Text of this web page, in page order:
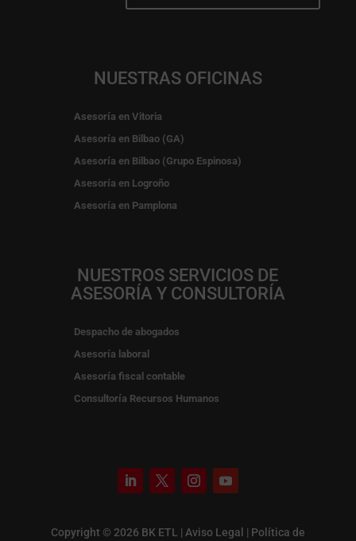
NUESTRAS OFICINAS
Asesoría en Vitoria
Asesoría en Bilbao (GA)
Asesoría en Bilbao (Grupo Espinosa)
Asesoría en Logroño
Asesoría en Pamplona
NUESTROS SERVICIOS DE
ASESORÍA Y CONSULTORÍA
Despacho de abogados
Asesoría laboral
Asesoría fiscal contable
Consultoría Recursos Humanos
Copyright © 2026 BK ETL | Aviso Legal | Política de